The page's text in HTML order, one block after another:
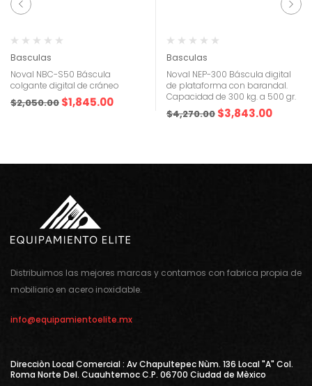
Basculas
Noval NBC-S50 Báscula
colgante digital de cráneo
$2,050.00 $1,845.00
Basculas
Noval NEP-300 Báscula digital
de plataforma con barandal.
Capacidad de 300 kg. a 500 gr.
$4,270.00 $3,843.00
Distribuimos las mejores marcas y contamos con fabrica propia de
mobiliario en acero inoxidable.
info@equipamientoelite.mx
Direcciòn Local Comercial : Av Chapultepec Nùm. 136 Local "A" Col.
Roma Norte Del. Cuauhtemoc C.P. 06700 Ciudad de Mèxico